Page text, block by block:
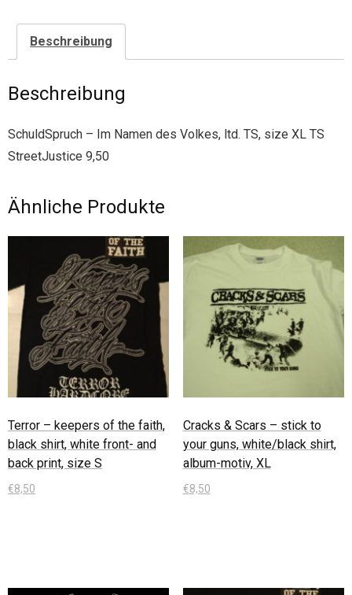
Beschreibung
Beschreibung
SchuldSpruch – Im Namen des Volkes, ltd. TS, size XL TS
StreetJustice 9,50
Ähnliche Produkte
Terror – keepers of the faith,
black shirt, white front- and
back print, size S
€8,50
Cracks & Scars – stick to
your guns, white/black shirt,
album-motiv, XL
€8,50